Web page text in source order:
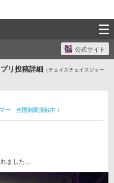
公式サイト
リ投稿詳細 （チェイスチェイスジョー
ー 全国制覇挑戦中！
れました…